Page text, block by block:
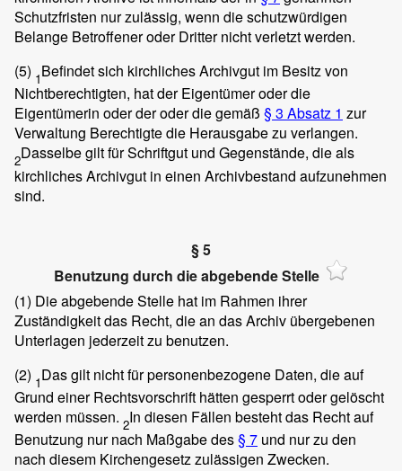
Schutzfristen nur zulässig, wenn die schutzwürdigen
Belange Betroffener oder Dritter nicht verletzt werden.
(5) 1Befindet sich kirchliches Archivgut im Besitz von
Nichtberechtigten, hat der Eigentümer oder die
Eigentümerin oder der oder die gemäß § 3 Absatz 1 zur
Verwaltung Berechtigte die Herausgabe zu verlangen.
2Dasselbe gilt für Schriftgut und Gegenstände, die als
kirchliches Archivgut in einen Archivbestand aufzunehmen
sind.
§ 5
Benutzung durch die abgebende Stelle
(1) Die abgebende Stelle hat im Rahmen ihrer
Zuständigkeit das Recht, die an das Archiv übergebenen
Unterlagen jederzeit zu benutzen.
(2) 1Das gilt nicht für personenbezogene Daten, die auf
Grund einer Rechtsvorschrift hätten gesperrt oder gelöscht
werden müssen. 2In diesen Fällen besteht das Recht auf
Benutzung nur nach Maßgabe des§ 7 und nur zu den
nach diesem Kirchengesetz zulässigen Zwecken.